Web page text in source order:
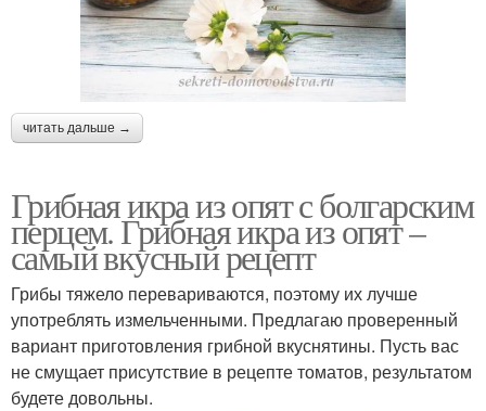
читать дальше →
Грибная икра из опят с болгарским
перцем. Грибная икра из опят –
самый вкусный рецепт
Грибы тяжело перевариваются, поэтому их лучше
употреблять измельченными. Предлагаю проверенный
вариант приготовления грибной вкуснятины. Пусть вас
не смущает присутствие в рецепте томатов, результатом
будете довольны.